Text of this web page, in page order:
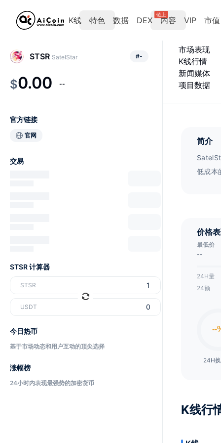
K线 特色 数据 DEX
链上
内容 VIP 市值
市场表现
K线行情
新闻媒体
项目数据
简介
低成本
价格
最低价
--
24H量
24额
24H
K线行
STSR SatelStar #-
$0.00 --
官方链接
官网
交易
STSR 计算器
STSR
USDT
今日热币
基于市场动态和用户互动的顶尖选择
涨幅榜
24小时内表现最强势的加密货币